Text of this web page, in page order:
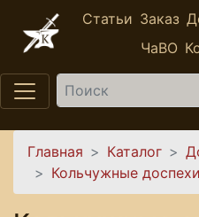
Перейти к основному
Статьи Заказ
ЧаВО
Найти
Вы здесь
Главная Каталог
Кольчужные доспехи